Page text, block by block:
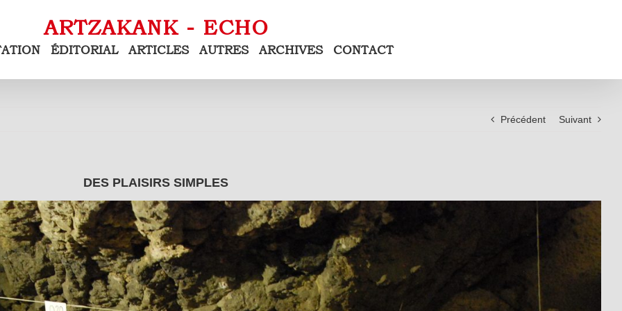
ÉDITORIAL ARTICLES AUTRES ARCHIVES CONTACT
Précédent Suivant
DES PLAISIRS SIMPLES